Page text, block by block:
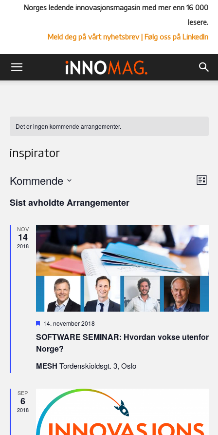
Norges ledende innovasjonsmagasin med mer enn 16 000
lesere.
Meld deg på vårt nyhetsbrev| Følg oss på LinkedIn
Det er ingen kommende arrangementer.
inspirator
Liste
Kommende
Sist avholdte Arrangementer
NOV
14
2018
Fremhevet
14. november 2018
SOFTWARE SEMINAR: Hvordan vokse utenfor
Norge?
MESH Tordenskioldsgt. 3, Oslo
SEP
6
2018